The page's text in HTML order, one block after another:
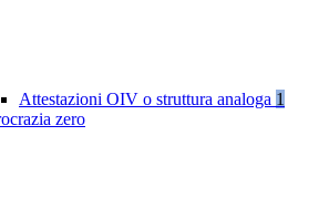
Attestazioni OIV o struttura analoga 1
zero